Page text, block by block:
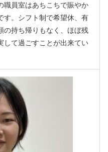
職員室はあちこちで賑やか
す。シフト制で希望休、有
の持ち帰りもなく、ほぼ残
して過ごすことが出来てい